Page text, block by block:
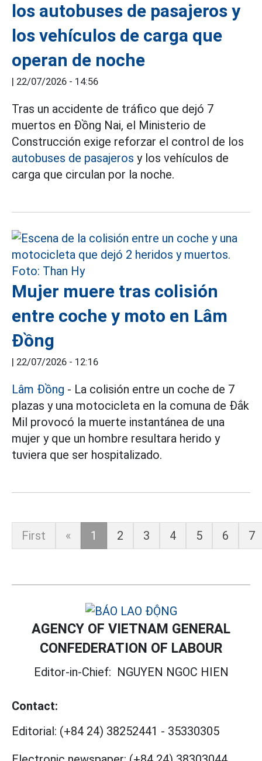
los autobuses de pasajeros y
los vehículos de carga que
operan de noche
| 22/07/2026 - 14:56
Tras un accidente de tráfico que dejó 7
muertos en Đồng Nai, el Ministerio de
Construcción exige reforzar el control de los
autobuses de pasajeros y los vehículos de
carga que circulan por la noche.
Mujer muere tras colisión
entre coche y moto en Lâm
Đồng
| 22/07/2026 - 12:16
Lâm Đồng - La colisión entre un coche de 7
plazas y una motocicleta en la comuna de Đắk
Mil provocó la muerte instantánea de una
mujer y que un hombre resultara herido y
tuviera que ser hospitalizado.
First « 1 2 3 4 5 6 7
AGENCY OF VIETNAM GENERAL
CONFEDERATION OF LABOUR
Editor-in-Chief: NGUYEN NGOC HIEN
Contact:
Editorial: (+84 24) 38252441 - 35330305